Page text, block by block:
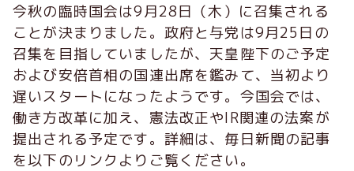
今秋の臨時国会は9月28日（木）に召集される
ことが決まりました。政府と与党は9月25日の
召集を目指していましたが、天皇陛下のご予定
および安倍首相の国連出席を鑑みて、当初より
遅いスタートになったようです。今国会では、
働き方改革に加え、憲法改正やIR関連の法案が
提出される予定です。詳細は、毎日新聞の記事
を以下のリンクよりご覧ください。